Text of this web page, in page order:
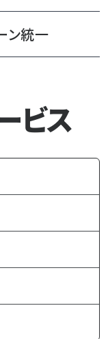
ン統一
ビス